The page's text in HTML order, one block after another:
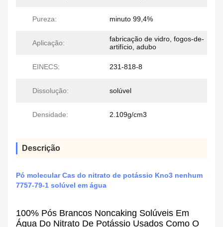
Pureza: minuto 99,4%
Aplicação:
fabricação de vidro, fogos-de-
artifício, adubo
EINECS: 231-818-8
Dissolução: solúvel
Densidade: 2.109g/cm3
Descrição
Pó molecular Cas do nitrato de potássio Kno3 nenhum
7757-79-1 solúvel em água
100% Pós Brancos Noncaking Solúveis Em
Água Do Nitrato De Potássio Usados Como O